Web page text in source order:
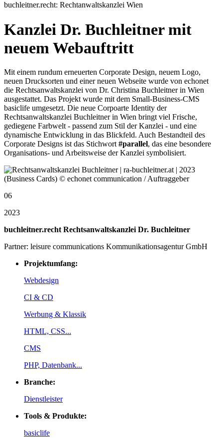
buchleitner.recht: Rechtanwaltskanzlei Wien
Kanzlei Dr. Buchleitner mit
neuem Webauftritt
Mit einem rundum erneuerten Corporate Design, neuem Logo,
neuen Drucksorten und einer neuen Webseite wurde von echonet
die Rechtsanwaltskanzlei von Dr. Christina Buchleitner in Wien
ausgestattet. Das Projekt wurde mit dem Small-Business-CMS
basiclife umgesetzt. Die neue Corpoarte Identity der
Rechtsanwaltskanzlei Buchleitner in Wien bringt viel Frische,
gediegene Farbwelt - passend zum Stil der Kanzlei - und eine
dynamische Entwicklung in das Blickfeld. Auch Bestandteil des
Corporate Designs ist das Stichwort #parallel, das eine besondere
Organisations- und Arbeitsweise der Kanzlei symbolisiert.
06
2023
buchleitner.recht Rechtsanwaltskanzlei Dr. Buchleitner
Partner: leisure communications Kommunikationsagentur GmbH
Projektumfang:
Webdesign
CI & CD
Werbung & Klassik
HTML, CSS...
CMS
PHP, Datenbank...
Branche:
Dienstleister
Tools & Produkte:
basiclife